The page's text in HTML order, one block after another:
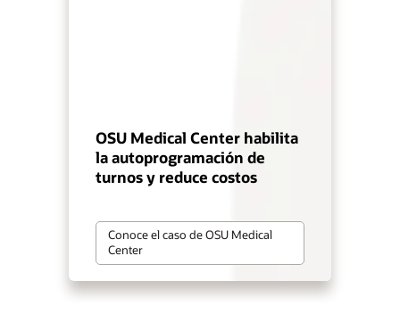
OSU Medical Center habilita
la autoprogramación de
turnos y reduce costos
Conoce el caso de OSU Medical
Center